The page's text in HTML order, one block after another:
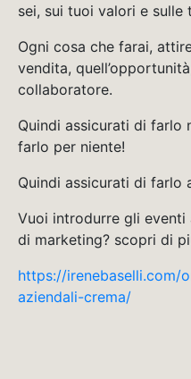
sei, sui tuoi valori e sulle
Ogni cosa che farai,
vendita,
collaboratore.
Quindi assicurati di farlo
farlo per niente!
Quindi assicurati di farlo
Vuoi introdurre gli eventi
di marketing? scopri di
https://irenebaselli.com/
aziendali-crema/